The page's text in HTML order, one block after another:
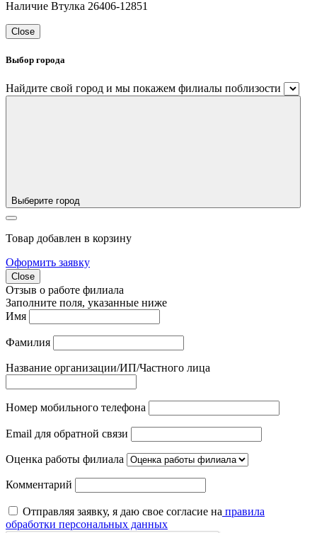
Наличие Втулка 26406-12851
Close
Выбор города
Найдите свой город и мы покажем филиалы поблизости
Выберите город
Товар добавлен в корзину
Оформить заявку
Close
Отзыв о работе филиала
Заполните поля, указанные ниже
Имя
Фамилия
Название организации/ИП/Частного лица
Номер мобильного телефона
Email для обратной связи
Оценка работы филиала
Комментарий
Отправляя заявку, я даю свое согласие на правила
обработки персональных данных